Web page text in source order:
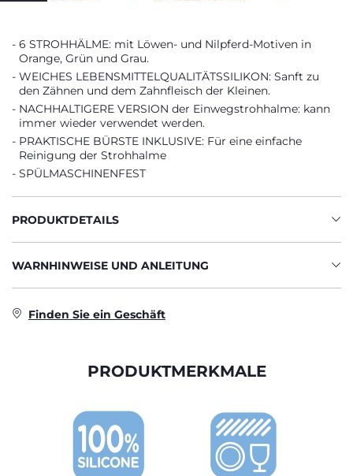
6 STROHHÄLME: mit Löwen- und Nilpferd-Motiven in
Orange, Grün und Grau.
WEICHES LEBENSMITTELQUALITÄTSSILIKON: Sanft zu
den Zähnen und dem Zahnfleisch der Kleinen.
NACHHALTIGERE VERSION der Einwegstrohhalme: kann
immer wieder verwendet werden.
PRAKTISCHE BÜRSTE INKLUSIVE: Für eine einfache
Reinigung der Strohhalme
SPÜLMASCHINENFEST
PRODUKTDETAILS
WARNHINWEISE UND ANLEITUNG
Finden Sie ein Geschäft
PRODUKTMERKMALE